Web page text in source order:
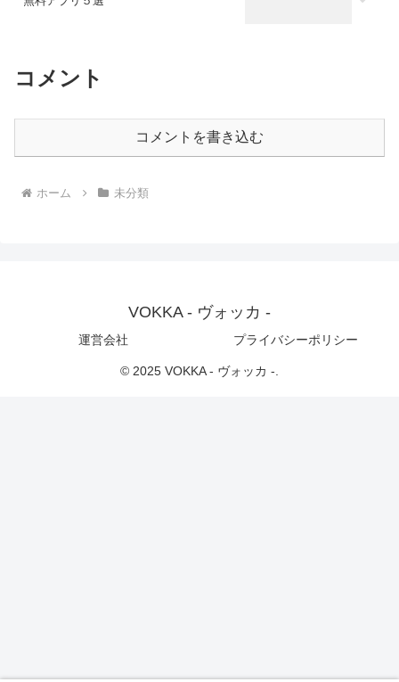
コメント
コメントを書き込む
ホーム 未分類
VOKKA - ヴォッカ -
運営会社 プライバシーポリシー
© 2025 VOKKA - ヴォッカ -.